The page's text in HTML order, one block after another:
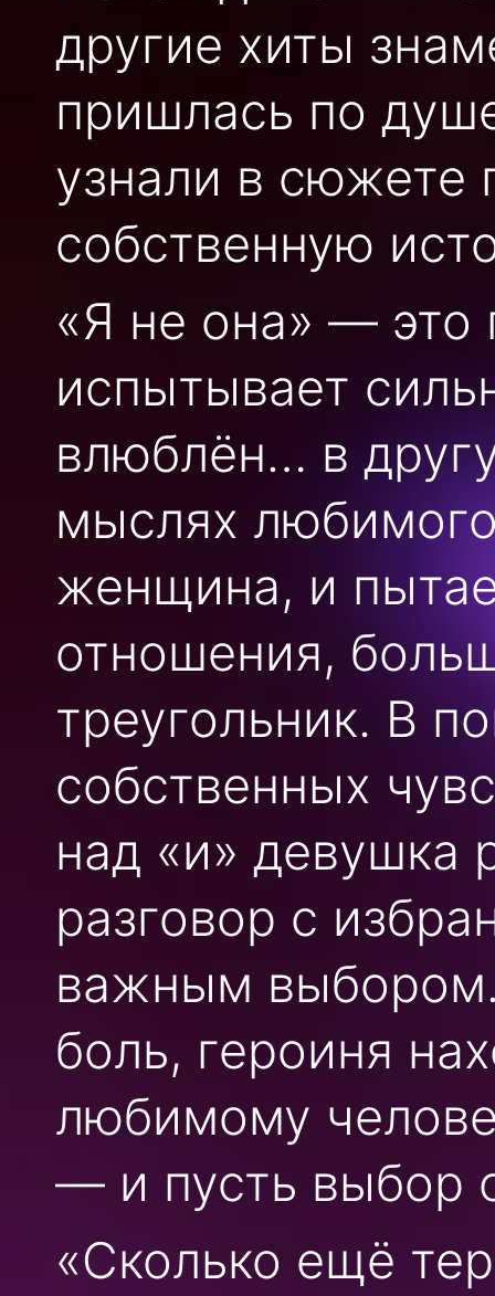
другие хиты
пришлась по
узнали в сюжете
собственную
«Я не она» — это
испытывает
влюблён… в
мыслях
женщина, и
отношения,
треугольник. В
собственных
над «и» девушка
разговор с
важным
боль, героиня
любимому
— и пусть выбор
«Сколько ещё